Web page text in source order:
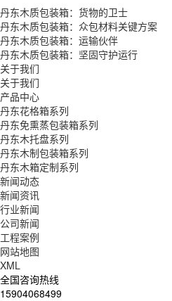
丹东木质包装箱：货物的卫士
丹东木质包装箱：众包材料关键方案
丹东木质包装箱：运输伙伴
丹东木质包装箱：坚固守护运行
关于我们
关于我们
产品中心
丹东花格箱系列
丹东免熏蒸包装箱系列
丹东木托盘系列
丹东木制包装箱系列
丹东木箱定制系列
新闻动态
新闻资讯
行业新闻
公司新闻
工程案例
网站地图
XML
全国咨询热线
15904068499